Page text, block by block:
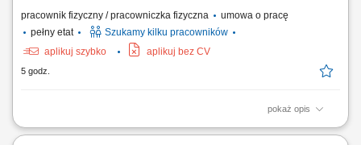
pracownik fizyczny / pracowniczka fizyczna
umowa o pracę
pełny etat
Szukamy kilku pracowników
aplikuj szybko
aplikuj bez CV
5 godz.
pokaż opis
The work will be carried out at our production and assembly location in